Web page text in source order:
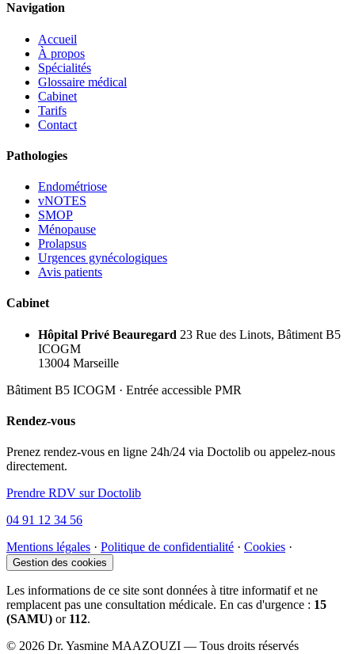
Navigation
Accueil
À propos
Spécialités
Glossaire médical
Cabinet
Tarifs
Contact
Pathologies
Endométriose
vNOTES
SMOP
Ménopause
Prolapsus
Urgences gynécologiques
Avis patients
Cabinet
Hôpital Privé Beauregard 23 Rue des Linots, Bâtiment B5
ICOGM
13004 Marseille
Bâtiment B5 ICOGM · Entrée accessible PMR
Rendez-vous
Prenez rendez-vous en ligne 24h/24 via Doctolib ou appelez-nous
directement.
Prendre RDV sur Doctolib
04 91 12 34 56
Mentions légales · Politique de confidentialité · Cookies ·
Gestion des cookies
Les informations de ce site sont données à titre informatif et ne
remplacent pas une consultation médicale. En cas d'urgence : 15
(SAMU) or 112.
© 2026 Dr. Yasmine MAAZOUZI — Tous droits réservés